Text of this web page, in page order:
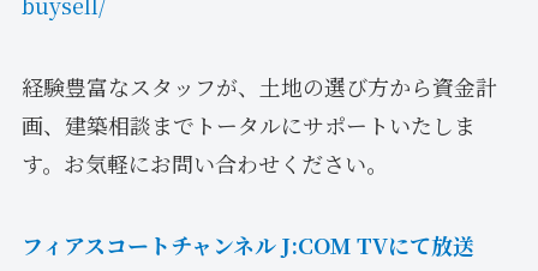
経験豊富なスタッフが、土地の選び方から資金計
画、建築相談までトータルにサポートいたしま
す。お気軽にお問い合わせください。
フィアスコートチャンネル J:COM TVにて放送